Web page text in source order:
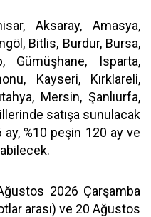
Aksaray, Amasya,
Bitlis, Burdur, Bursa,
Gümüşhane, Isparta,
Kayseri, Kırklareli,
Mersin, Şanlıurfa,
satışa sunulacak
%10 peşin 120 ay ve
2026 Çarşamba
arası) ve 20 Ağustos